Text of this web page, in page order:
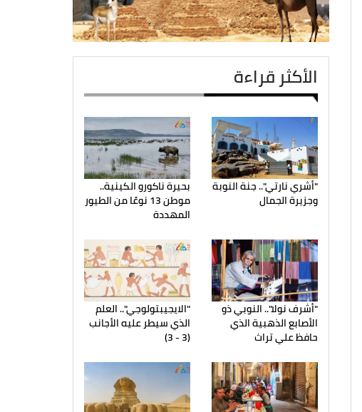
الأكثر قراءة
"أشري نارتي".. جنة النوبة
وجزيرة الجمال
بحيرة ناكورو الكينية..
موطن 13 نوعًا من الطيور
المهددة
"أشرف نولا".. النوبي ذو
الأصابع الذهبية الذي
حافظ علي تراث
"الايجيبتولوجي".. العلم
الذي سيطر عليه الأجانب
(3 - 3)